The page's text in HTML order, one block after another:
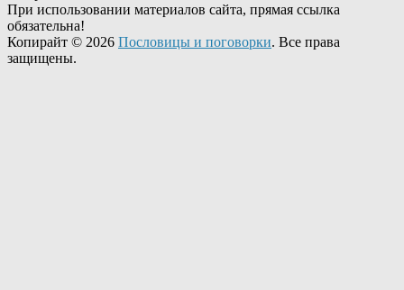
При использовании материалов сайта, прямая ссылка
обязательна!
Копирайт © 2026 Пословицы и поговорки. Все права
защищены.